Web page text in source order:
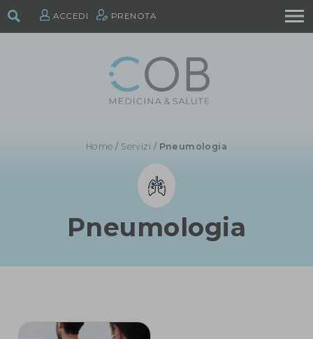
ACCEDI PRENOTA
Home / Servizi / Pneumologia
Pneumologia